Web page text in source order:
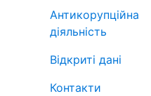
Антикорупційна
діяльність
Відкриті дані
Контакти